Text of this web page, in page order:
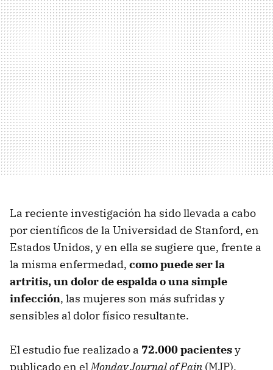
La reciente investigación ha sido llevada a cabo
por científicos de la Universidad de Stanford, en
Estados Unidos, y en ella se sugiere que, frente a
la misma enfermedad, como puede ser la
artritis, un dolor de espalda o una simple
infección, las mujeres son más sufridas y
sensibles al dolor físico resultante.
El estudio fue realizado a 72.000 pacientesy
publicado en el Monday Journal of Pain (MJP).